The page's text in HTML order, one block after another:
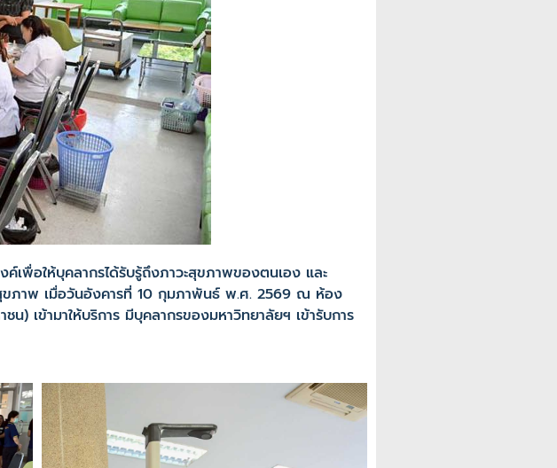
อให้บุคลากรได้รับรู้ถึงภาวะสุขภาพของตนเอง และ
ขภาพ เมื่อวันอังคารที่ 10 กุมภาพันธ์ พ.ศ. 2569 ณ ห้อง
เข้ามาให้บริการ มีบุคลากรของมหาวิทยาลัยฯ เข้ารับการ